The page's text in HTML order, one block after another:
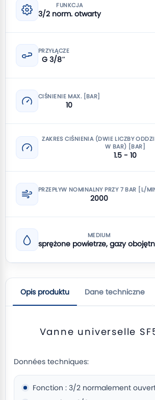
FUNKCJA
3/2 norm. otwarty
PRZYŁĄCZE
G 3/8″
CIŚNIENIE MAX. [BAR]
10
ZAKRES CIŚNIENIA (DWIE LICZBY
W BAR) [BAR]
1.5 - 10
PRZEPŁYW NOMINALNY PRZY 7 BAR [L/
2000
MEDIUM
sprężone powietrze, gazy
Opis produktu Dane techniczne
Vanne universelle
Données techniques:
Fonction : 3/2 normalement